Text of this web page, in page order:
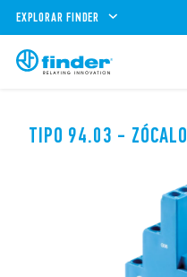
EXPLORAR FINDER
TIPO 94.03 - ZÓCALO